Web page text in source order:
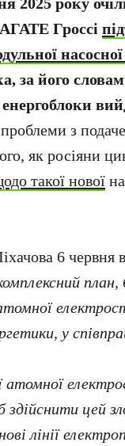
Гроссі
насосної
за його
з
як росіяни
такої нової
6 червня
у
атомної
цей
лінії